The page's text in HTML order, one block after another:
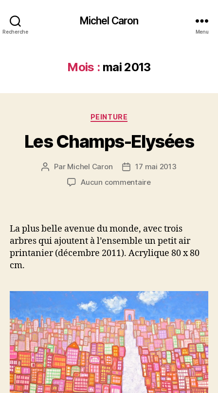
Recherche
Michel Caron
Menu
Mois : mai 2013
Catégories
PEINTURE
Les Champs-Elysées
Auteur
l’article
Par Michel Caron
Date17 mai 2013
Aucun commentairesur
La plus belle avenue du monde, avec trois
arbres qui ajoutent à l’ensemble un petit air
printanier (décembre 2011). Acrylique 80 x 80
cm.